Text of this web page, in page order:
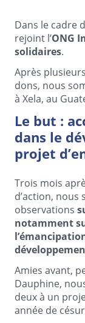
Dans le cadre
rejoint l’ONG
solidaires.
Après
dons, nous
à Xela, au
Le but :
dans le
projet
Trois mois
d’action,
observations
notamment
Amies avant,
Dauphine,
deux à un
année de